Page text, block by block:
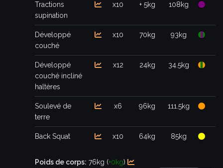
Tractions
supination
x10 + 5kg 108kg
Développé
couché
x10 70kg 93kg
Développé
couché incliné
haltères
x12 24kg 34.5kg
Soulevé de
terre
x6 96kg 111.5kg
Back Squat x10 64kg 85kg
Poids de corps: 76kg (+0kg)